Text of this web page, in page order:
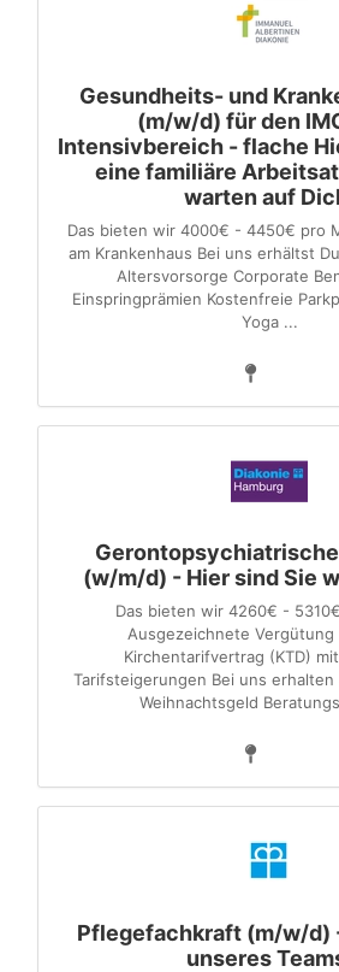
Gesundheits- und
(m/w/d) für den
Intensivbereich - flache
eine familiäre
warten auf
Das bieten wir 4000€ - 4450€ pro
am Krankenhaus Bei uns erhältst
Altersvorsorge Corporate
Einspringprämien Kostenfreie
Yoga ...
(w/m/d) - Hier sind Sie
Das bieten wir 4260€ -
Ausgezeichnete Vergütung
Kirchentarifvertrag (KTD)
Tarifsteigerungen Bei uns erhalten
Weihnachtsgeld
Pflegefachkraft (m/w/d)
unseres